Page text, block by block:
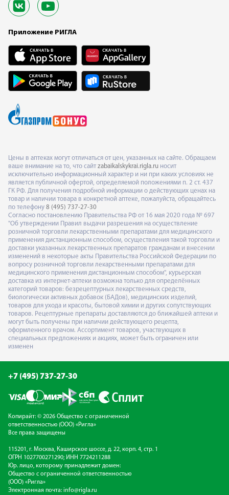
Приложение РИГЛА
Цены в аптеках могут отличаться от цен, указанных на сайте. Обращаем
ваше внимание на то, что сайт zabaikalskykrai.rigla.ru носит
исключительно информационный характер и ни при каких условиях не
является публичной офертой, определяемой положениями п. 2 ст. 437
ГК РФ. Для получения подробной информации о действующих ценах на
товар и наличии товара в конкретной аптеке, пожалуйста, обращайтесь
по телефону 8 (495) 737-27-30
Согласно постановлению Правительства РФ от 16 мая 2020 года № 697
"Об утверждении Правил выдачи разрешения на осуществление
розничной торговли лекарственными препаратами для медицинского
применения дистанционным способом, осуществления такой торговли и
доставки указанных лекарственных препаратов гражданам и внесении
изменений в некоторые акты Правительства Российской Федерации по
вопросу розничной торговли лекарственными препаратами для
медицинского применения дистанционным способом", курьерская
доставка из интернет-аптеки возможна только для определённых
категорий товаров: безрецептурных лекарственных средств,
биологически активных добавок (БАДов), медицинских изделий,
товаров для ухода и красоты, бытовой химии и других сопутствующих
товаров. Рецептурные препараты доставляются до ближайшей аптеки и
могут быть получены при наличии действующего рецепта,
оформленного врачом. Ассортимент товаров, участвующих в
специальных предложениях и акциях, может быть ограничен или
изменен
+7 (495) 737-27-30
Копирайт: © 2026 Общество с ограниченной
ответственностью (ООО) «Ригла»
Все права защищены
115201, г. Москва, Каширское шоссе, д. 22, корп. 4, стр. 1
ОГРН 1027700271290; ИНН 7724211288
Юр. лицо, которому принадлежит домен:
Общество с ограниченной ответственностью
(ООО) «Ригла»
Электронная почта: info@rigla.ru